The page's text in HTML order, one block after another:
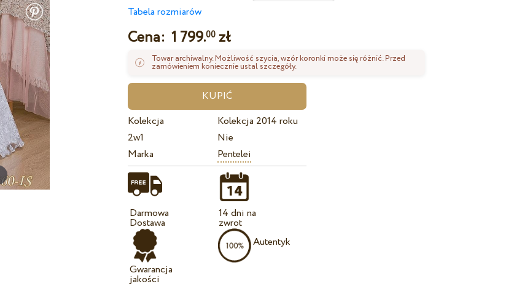
Tabela rozmiarów
Cena:1 799.00 zł
Towar archiwalny. Możliwość szycia, wzór koronki może się różnić. Przed
zamówieniem koniecznie ustal szczegóły.
Kolekcja
Kolekcja 2014 roku
2w1
Nie
Marka
Pentelei
Darmowa
Dostawa
Gwarancja
jakości
14 dni na
zwrot
Autentyk